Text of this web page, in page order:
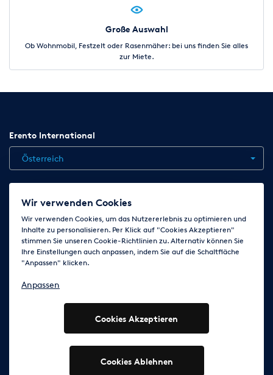
Große Auswahl
Ob Wohnmobil, Festzelt oder Rasenmäher: bei uns finden Sie alles
zur Miete.
Erento International
Österreich
Jobs Kontakt News
AGB
Impressum Cookie-Einstellungen ändern
Folge uns auf
© 2003 - 2026 Erento Campanda GmbH - Alle Rechte
vorbehalten
Ausgewiesene Marken gehören den jeweiligen Eigentümern.
Wir verwenden Cookies
Wir verwenden Cookies, um das Nutzererlebnis zu optimieren und
Inhalte zu personalisieren. Per Klick auf "Cookies Akzeptieren"
stimmen Sie unseren Cookie-Richtlinien zu. Alternativ können Sie
Ihre Einstellungen auch anpassen, indem Sie auf die Schaltfläche
"Anpassen" klicken.
Anpassen
Cookies Akzeptieren
Cookies Ablehnen